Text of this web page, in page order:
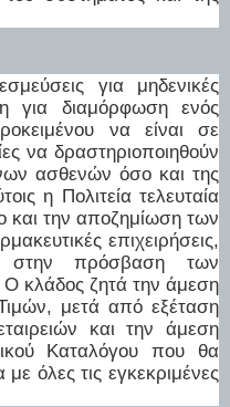
για μηδενικές
για διαμόρφωση ενός
να είναι σε
να δραστηριοποιηθούν
ασθενών όσο και της
η Πολιτεία τελευταία
και την αποζημίωση των
επιχειρήσεις,
στην πρόσβαση των
Ο κλάδος ζητά την άμεση
μετά από εξέταση
και την άμεση
Καταλόγου που θα
όλες τις εγκεκριμένες